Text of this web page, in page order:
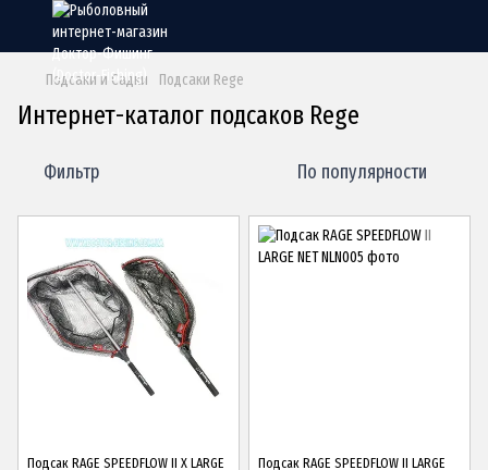
Подсаки и Садки Подсаки Rege
Интернет-каталог подсаков Rege
Фильтр По популярности
Подсак RAGE SPEEDFLOW II X LARGE
Подсак RAGE SPEEDFLOW II LARGE